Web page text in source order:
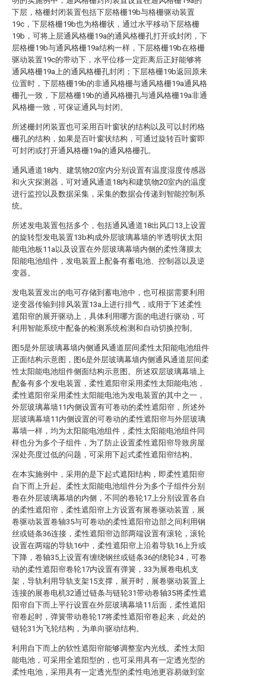
下层，格栅封闭装置包括下层格栅19b与格栅驱动装置
19c，下层格栅19b也为格栅状，通过水平移动下层格栅
19b，可将上层通风格栅19a的通风格栅孔打开或封闭，下
层格栅19b与通风格栅19a结构一样，下层格栅19b在格栅
驱动装置19c的带动下，水平位移一定距离后正好能够将
通风格栅19a上的通风格栅孔封闭；下层格栅19b返回原来
位置时，下层格栅19b的非通风格栅与通风格栅19a通风格
栅孔一致，下层格栅19b的通风格栅孔与通风格栅19a非通
风格栅一致，可保证通风与封闭。
所述栅封闭装置也可采用百叶窗状的结构以及可以封闭格
栅孔的结构，如果是百叶窗状结构，可通过旋转百叶窗即
可封闭或打开通风格栅19a的通风格栅孔。
通风通道18内、建筑物20室内分别设置有温度湿度传感器
和火灾探测器，可对通风通道18内和建筑物20室内的温度
进行监控以及数据采集，采集的数据会传递到智能控制系
统。
所述发电装置包括多个，包括通风通道18出风口13上设置
的旋转型发电装置13b构成外层玻璃幕墙的半透明状太阳
能电池板11a以及设置在外层玻璃幕墙内侧的柔性薄膜太
阳能电池组件，发电装置上配备有蓄电池、控制器以及逆
变器。
发电装置发出的电可存储到蓄电池中，也可根据需要利用
逆变器传输到排风装置13a上进行排气，或用于下述柔性
遮阳帘的展开驱动上，具体利用哪方面的电进行驱动，可
利用智能系统中配备的检测系统检测和自动切换控制。
图5是外层玻璃幕墙内侧通风通道层间柔性太阳能电池组件
正面结构示意图，图6是外层玻璃幕墙内侧通风通道层间柔
性太阳能电池组件侧面结构示意图。所述双层玻璃幕墙上
配备有多个发电装置，柔性遮阳帘采用柔性太阳能电池，
柔性遮阳帘采用柔性太阳能电池为发电装置的其中之一，
外层玻璃幕墙11内侧设置有可卷动的柔性遮阳帘，所述外
层玻璃幕墙11内侧设置的可卷动的柔性遮阳帘与外层玻璃
幕墙一样，均为太阳能电池组件，柔性太阳能电池组件同
样也分为多个子组件，为了防止设置柔性遮阳帘导致房屋
深处亮度过低的问题，可采用下起式柔性遮阳帘结构。
在本实施例中，采用的是下起式遮阳结构，即柔性遮阳帘
自下而上升起。柔性太阳能电池组件分为多个子组件分别
卷在外层玻璃幕墙的内侧，不同的卷轮17上分别设置各自
的柔性遮阳帘，柔性遮阳帘上方设置有展卷驱动装置，展
卷驱动装置卷轴35与可卷动的柔性遮阳帘边部之间利用钢
丝或链条36连接，柔性遮阳帘边部两端设置有滚轮，滚轮
设置在两端的导轨16中，柔性遮阳帘上沿着导轨16上升或
下降，卷轴35上设置有缠绕钢丝或链条36的绕轮34，可卷
动的柔性遮阳帘卷轮17内设置有弹簧，33为展卷电机支
架，导轨利用导轨支架15支撑，展开时，展卷驱动装置上
连接的展卷电机32通过链条与链轮31带动卷轴35将柔性遮
阳帘自下而上平行设置在外层玻璃幕墙11后面，柔性遮阳
帘卷起时，弹簧带动卷轮17将柔性遮阳帘卷起来，此处的
链轮31为飞轮结构，为单向驱动结构。
利用自下而上的软性遮阳帘能够调整室内光线。柔性太阳
能电池，可采用全遮阳型的，也可采用具有一定透光型的
柔性电池，采用具有一定透光型的柔性电池更容易做到室